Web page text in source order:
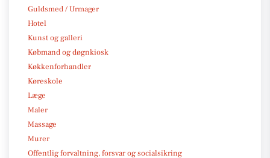
Guldsmed / Urmager
Hotel
Kunst og galleri
Købmand og døgnkiosk
Køkkenforhandler
Køreskole
Læge
Maler
Massage
Murer
Offentlig forvaltning, forsvar og socialsikring